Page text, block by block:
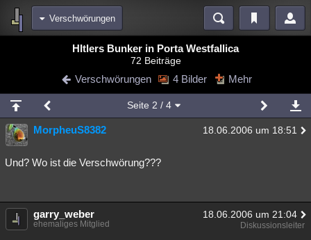
Verschwörungen
Blogs
Chat Wiki Neuigkeiten
meine Rubriken
Menschen Wissenschaft Mystery Kriminalfälle
Spiritualität Verschwörungen
weitere Rubriken
Philosophie Träume Literatur
HItlers Bunker in Porta Westfallica
72 Beiträge
Verschwörungen 4 Bilder Mehr
Seite 2 / 4
MorpheuS8382 18.06.2006 um 18:51
Und? Wo ist die Verschwörung???
garry_weber 18.06.2006 um 21:04
ehemaliges Mitglied Diskussionsleiter